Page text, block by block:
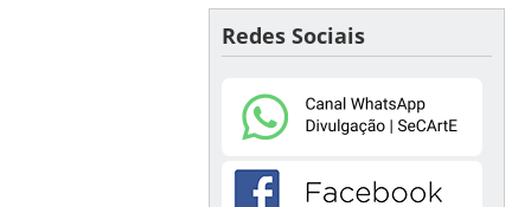
Redes Sociais